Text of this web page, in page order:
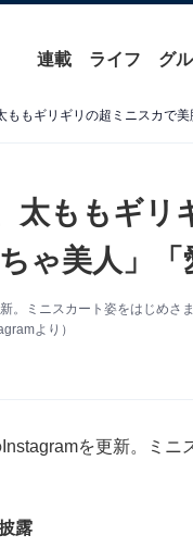
連載 ライフ グ
太ももギ
ゃ美人」「
。ミニスカート姿をはじめさ
より）
を更新。ミニ
露